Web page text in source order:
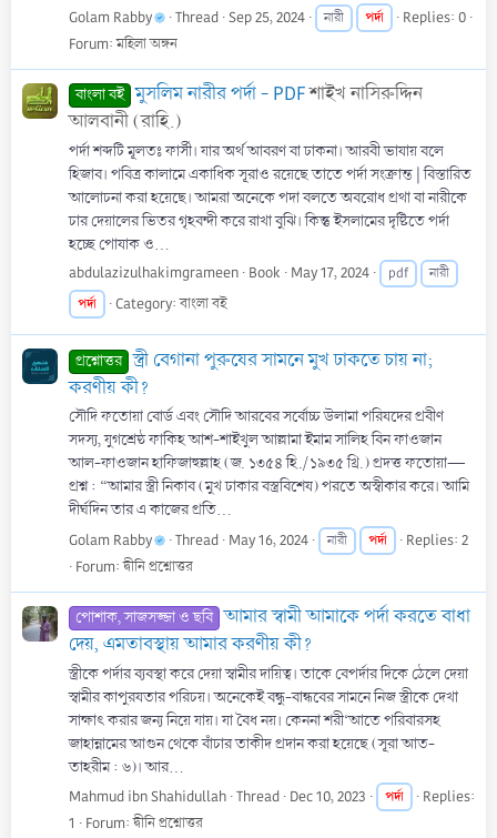
Golam Rabby Thread Sep 25, 2024 নারী পর্দা
Replies: 0
Forum:মহিলা অঙ্গন
বাংলা বই মুসলিম নারীর পর্দা - PDFশাইখ নাসিরুদ্দিন
আলবানী (রাহি.)
পর্দা শব্দটি মূলতঃ ফার্সী। যার অর্থ আবরণ বা ঢাকনা। আরবী ভাষায় বলে
হিজাব। পবিত্র কালামে একাধিক সূরাও রয়েছে তাতে পর্দা সংক্রান্ত | বিস্তারিত
আলােচনা করা হয়েছে। আমরা অনেকে পদা বলতে অবরােধ প্রথা বা নারীকে
চার দেয়ালের ভিতর গৃহবন্দী করে রাখা বুঝি। কিন্তু ইসলামের দৃষ্টিতে পর্দা
হচ্ছে পােষাক ও...
abdulazizulhakimgrameen Book May 17, 2024 pdf নারী
পর্দা Category:বাংলা বই
প্রশ্নোত্তর স্ত্রী বেগানা পুরুষের সামনে মুখ ঢাকতে চায় না;
করণীয় কী?
সৌদি ফতোয়া বোর্ড এবং সৌদি আরবের সর্বোচ্চ উলামা পরিষদের প্রবীণ
সদস্য, যুগশ্রেষ্ঠ ফাকিহ আশ-শাইখুল আল্লামা ইমাম সালিহ বিন ফাওজান
আল-ফাওজান হাফিজাহুল্লাহ (জ. ১৩৫৪ হি./১৯৩৫ খ্রি.) প্রদত্ত ফতোয়া—
প্রশ্ন : “আমার স্ত্রী নিকাব (মুখ ঢাকার বস্ত্রবিশেষ) পরতে অস্বীকার করে। আমি
দীর্ঘদিন তার এ কাজের প্রতি...
Golam Rabby Thread May 16, 2024 নারী পর্দা
Replies: 2
Forum:দ্বীনি প্রশ্নোত্তর
পোশাক, সাজসজ্জা ও ছবি আমার স্বামী আমাকে পর্দা করতে বাধা
দেয়, এমতাবস্থায় আমার করণীয় কী?
স্ত্রীকে পর্দার ব্যবস্থা করে দেয়া স্বামীর দায়িত্ব। তাকে বেপর্দার দিকে ঠেলে দেয়া
স্বামীর কাপুরষতার পরিচয়। অনেকেই বন্ধু-বান্ধবের সামনে নিজ স্ত্রীকে দেখা
সাক্ষাৎ করার জন্য নিয়ে যায়। যা বৈধ নয়। কেননা শরী‘আতে পরিবারসহ
জাহান্নামের আগুন থেকে বাঁচার তাকীদ প্রদান করা হয়েছে (সূরা আত-
তাহরীম : ৬)। আর...
Mahmud ibn Shahidullah Thread Dec 10, 2023 পর্দা
Replies:
1
Forum:দ্বীনি প্রশ্নোত্তর